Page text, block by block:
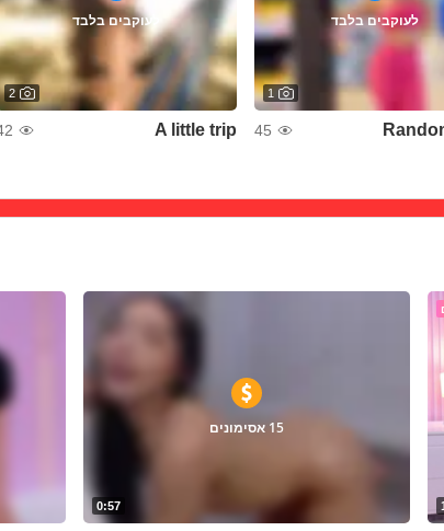
לעוקבים בלבד
1
45
לעוקבים בלבד
2
A little trip
0:57
15 אסימונים